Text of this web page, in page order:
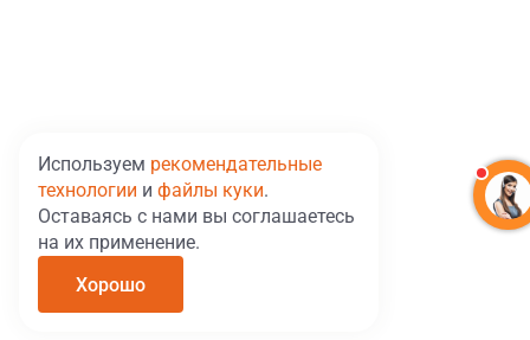
Используем рекомендательные
технологии и файлы куки.
Оставаясь с нами вы соглашаетесь
на их применение.
Хорошо